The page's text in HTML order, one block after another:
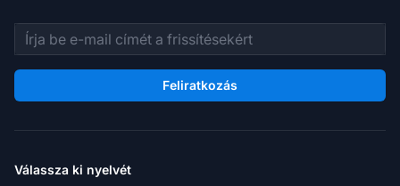
E-mail cím
Feliratkozás
Válassza ki nyelvét